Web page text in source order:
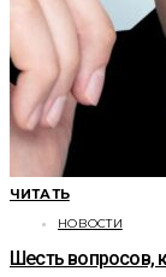
ЧИТАТЬ
НОВОСТИ
Шесть вопросов,